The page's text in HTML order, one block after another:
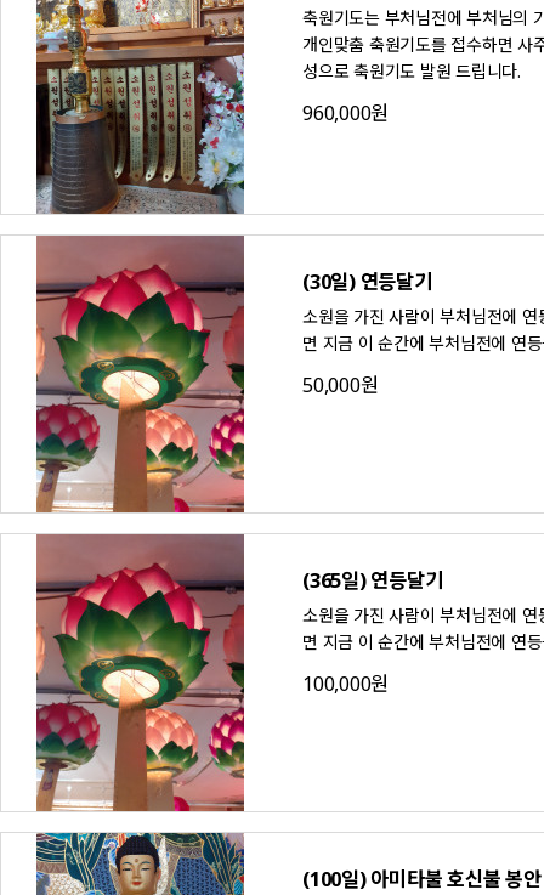
축원기도는 부처님전에 부처님의
개인맞춤 축원기도를 접수하면 사
성으로 축원기도 발원 드립니다.
960,000원
(30일) 연등달기
소원을 가진 사람이 부처님전에
면 지금 이 순간에 부처님전에 연
50,000원
(365일) 연등달기
소원을 가진 사람이 부처님전에
면 지금 이 순간에 부처님전에 연
100,000원
(100일) 아미타불 호신불 봉안